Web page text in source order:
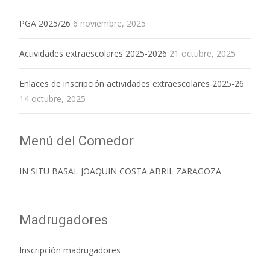
PGA 2025/26 6 noviembre, 2025
Actividades extraescolares 2025-2026 21 octubre, 2025
Enlaces de inscripción actividades extraescolares 2025-26
14 octubre, 2025
Menú del Comedor
IN SITU BASAL JOAQUIN COSTA ABRIL ZARAGOZA
Madrugadores
Inscripción madrugadores